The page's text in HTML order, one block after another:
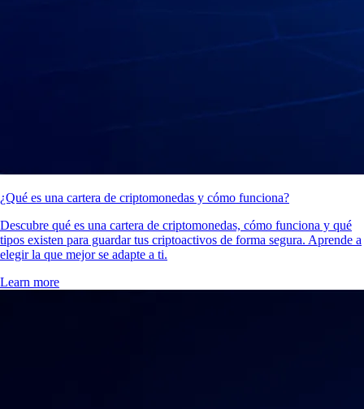
¿Qué es una cartera de criptomonedas y cómo funciona?
Descubre qué es una cartera de criptomonedas, cómo funciona y qué
tipos existen para guardar tus criptoactivos de forma segura. Aprende a
elegir la que mejor se adapte a ti.
Learn more